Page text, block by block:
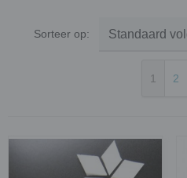
Sorteer op:
1 2